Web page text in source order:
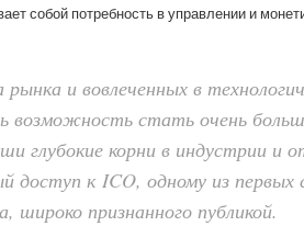
собой потребность в управлении и
и вовлеченных в
возможность стать очень
глубокие корни в индустрии и
доступ к ICO, одному из первых
широко признанного публикой.